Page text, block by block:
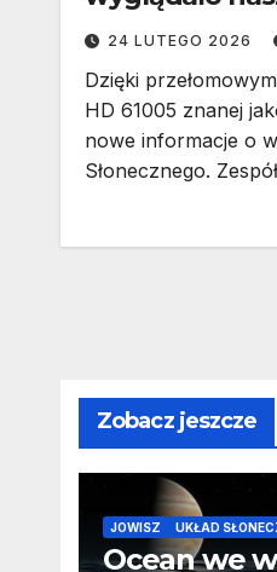
24 LUTEGO 2026
Dzięki
HD 61005 znanej
nowe informacje o
Słonecznego.
Zobacz jeszcze
JOWISZ UKŁAD
Ocean we